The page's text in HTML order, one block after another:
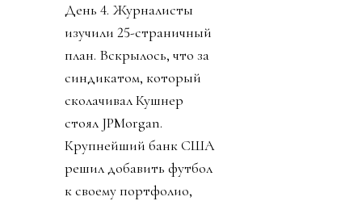
День 4. Журналисты
изучили 25-страничный
план. Вскрылось, что за
синдикатом, который
сколачивал Кушнер
стоял JPMorgan.
Крупнейший банк США
решил добавить футбол
к своему портфолио,